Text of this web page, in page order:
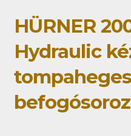
HÜRNER
Hydraulic